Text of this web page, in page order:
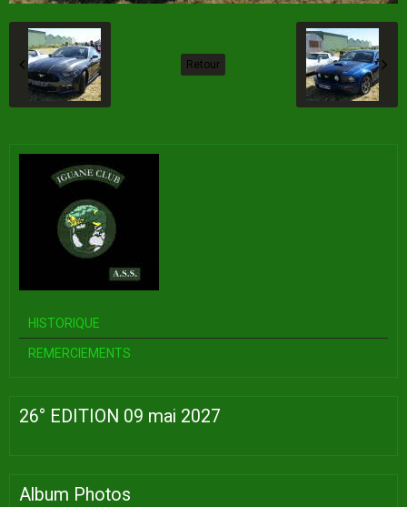
Retour
HISTORIQUE
REMERCIEMENTS
26° EDITION 09 mai 2027
Album Photos